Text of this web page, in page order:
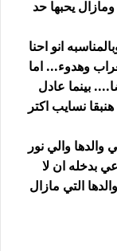
يحبها حد
انو احنا
وهدوء... اما
بينما عادل
نسايب اكتر
والي نور
بدخله ان لا
التي مازال